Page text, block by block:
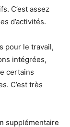
C’est assez
d’activités.
pour le travail,
intégrées,
certains
C’est très
supplémentaire